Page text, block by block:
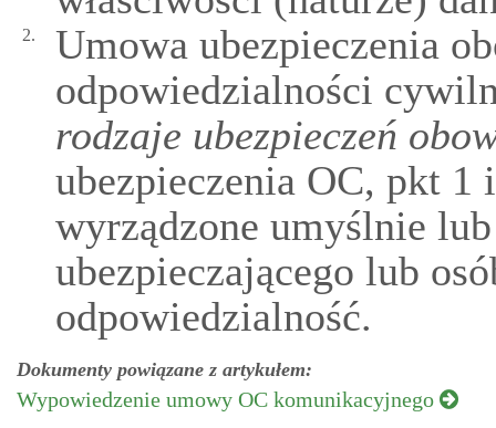
2.
Umowa ubezpieczenia
odpowiedzialności
rodzaje ubezpieczeń
ubezpieczenia OC, pkt
wyrządzone umyślnie
ubezpieczającego lub
odpowiedzialność.
Dokumenty powiązane z artykułem:
Wypowiedzenie umowy OC komunikacyjnego